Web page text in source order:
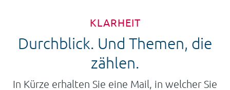
KLARHEIT
Durchblick. Und Themen, die
zählen.
In Kürze erhalten Sie eine Mail, in welcher Sie